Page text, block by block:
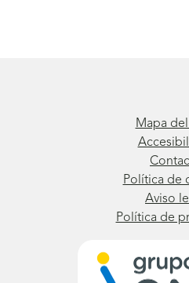
Mapa
Política de
Aviso
Política de